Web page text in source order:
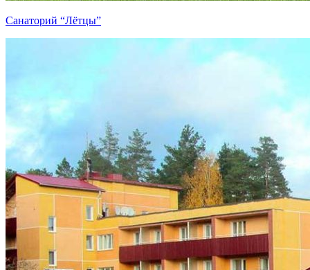
Санаторий “Лётцы”